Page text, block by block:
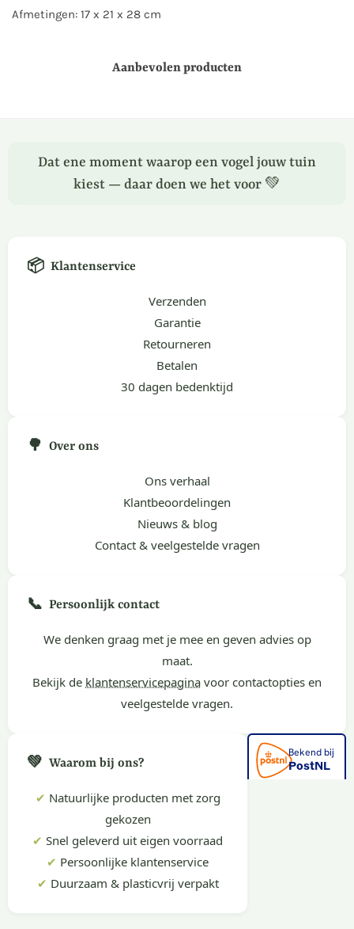
Afmetingen: 17 x 21 x 28 cm
Aanbevolen producten
Dat ene moment waarop een vogel jouw tuin
kiest — daar doen we het voor 💚
📦 Klantenservice
Verzenden
Garantie
Retourneren
Betalen
30 dagen bedenktijd
🌳 Over ons
Ons verhaal
Klantbeoordelingen
Nieuws & blog
Contact & veelgestelde vragen
📞 Persoonlijk contact
We denken graag met je mee en geven advies op
maat.
Bekijk de klantenservicepagina voor contactopties en
veelgestelde vragen.
💚 Waarom bij ons?
✔ Natuurlijke producten met zorg
gekozen
✔ Snel geleverd uit eigen voorraad
✔ Persoonlijke klantenservice
✔ Duurzaam & plasticvrij verpakt